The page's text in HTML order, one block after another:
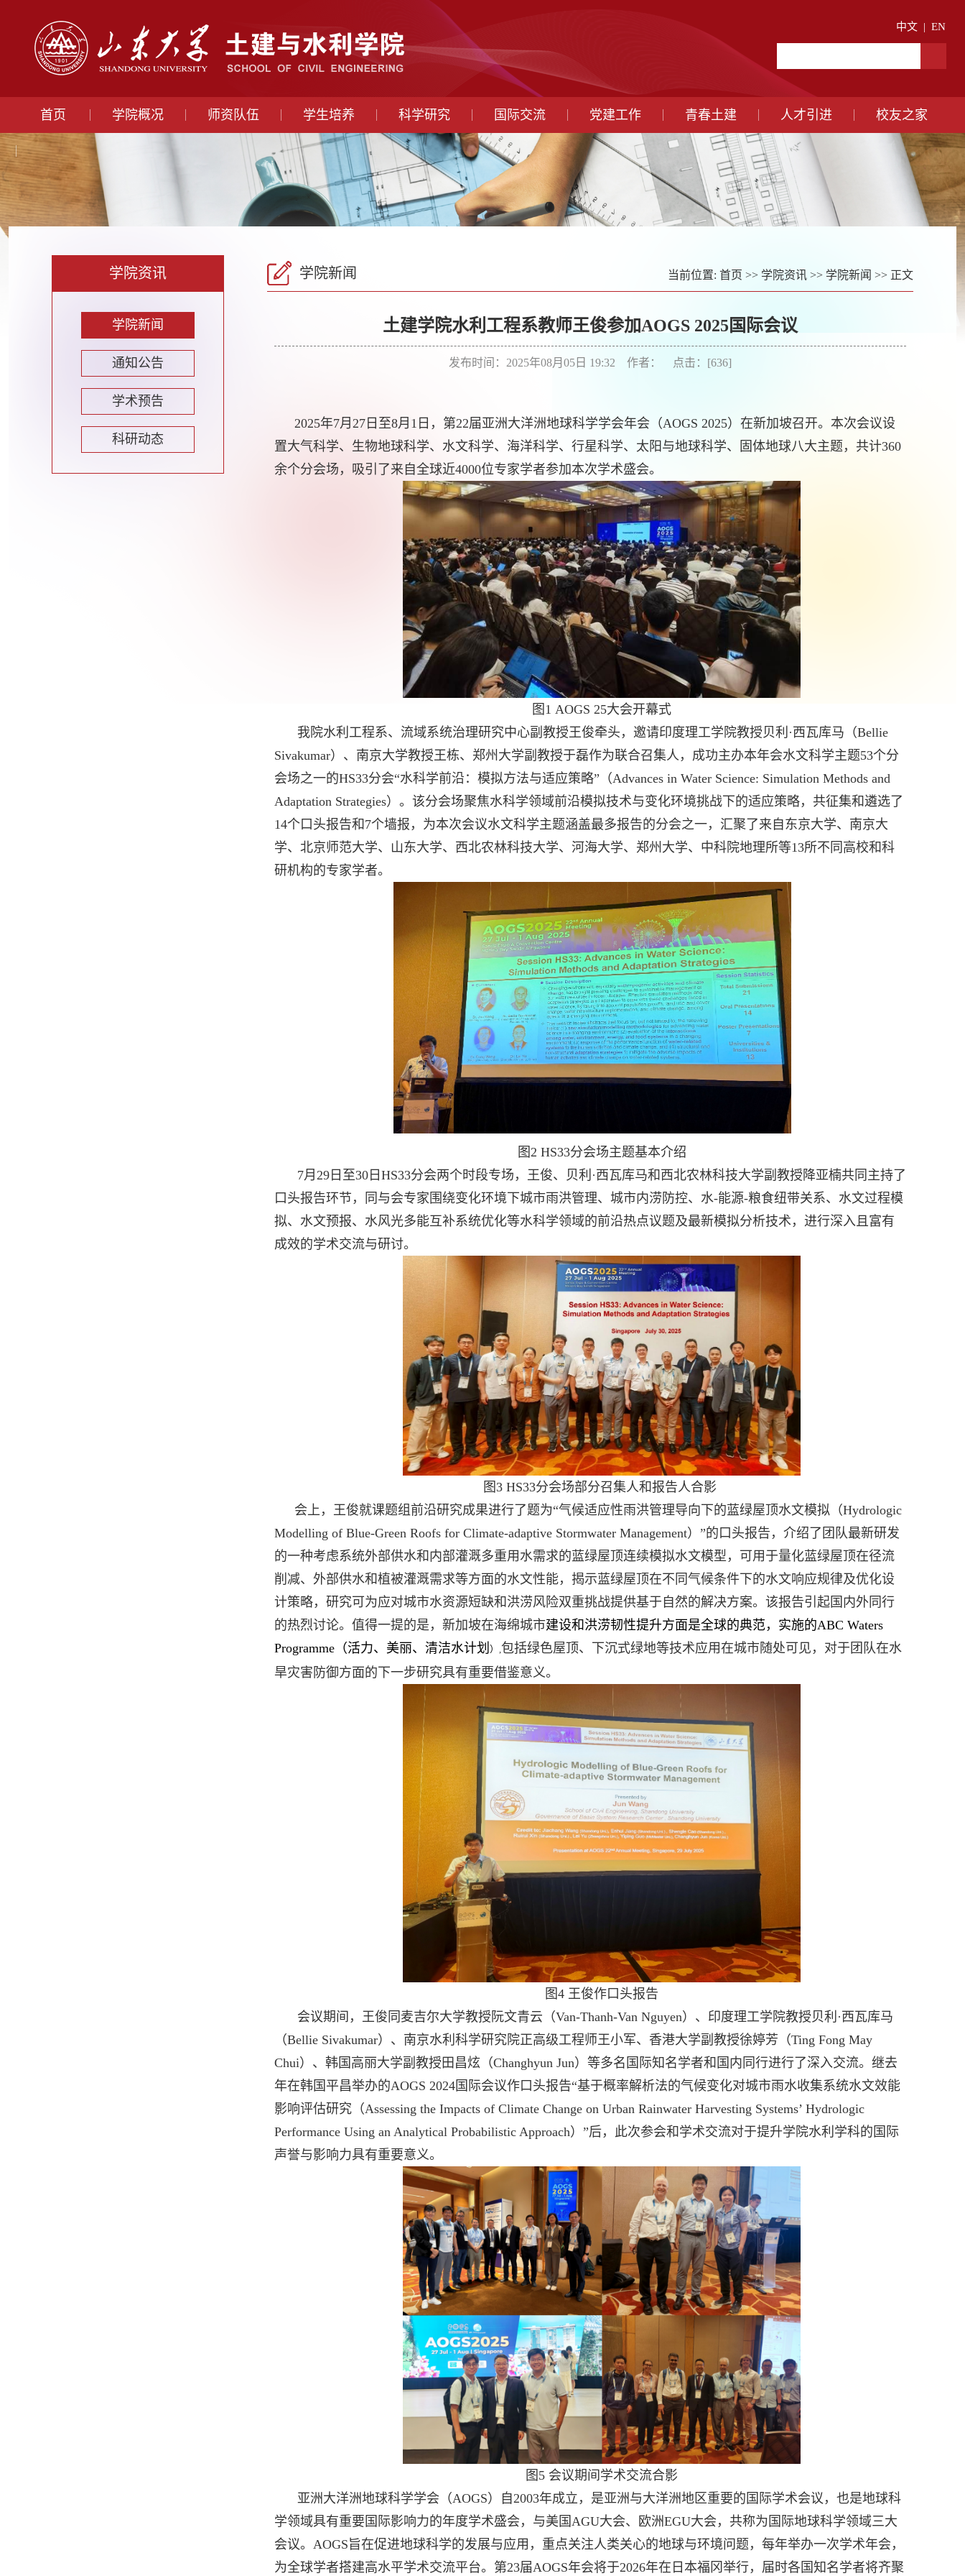
中文 | EN
首页 学院概况 师资队伍 学生培养 科学研究 国际交流 党建工作 青春土建 人才引进 校友之家
学院资讯
学院新闻
通知公告
学术预告
科研动态
学院新闻 当前位置: 首页 >> 学院资讯 >> 学院新闻 >> 正文
土建学院水利工程系教师王俊参加AOGS 2025国际会议
发布时间：2025年08月05日 19:32 作者： 点击：[636]
2025年7月 27 日至8月 1 日，第22届亚洲大洋洲地球科学学会年会（AOGS 2025）在新加坡召开。本次会议设
置大气科学、生物地球科学、水文科学、海洋科学、行星科学、太阳与地球科学、固体地球八大主题，共计360
余个分会场，吸引了来自全球近4000位专家学者参加本次学术盛会。
图 1 AOGS 25大会开幕式
我院水利工程系、流域系统治理研究中心副教授王俊牵头，邀请印度理工学院教授贝利·西瓦库马（Bellie
Sivakumar）、南京大学教授王栋、郑州大学副教授于磊作为联合召集人，成功主办本年会水文科学主题53个分
会场之一的HS33分会“水科学前沿：模拟方法与适应策略”（Advances in Water Science: Simulation Methods and
Adaptation Strategies）。该分会场聚焦水科学领域前沿模拟技术与变化环境挑战下的适应策略，共征集和遴选了
14个口头报告和 7个墙报，为本次会议水文科学主题涵盖最多报告的分会之一，汇聚了来自东京大学、南京大
学、北京师范大学、山东大学、西北农林科技大学、河海大学、郑州大学、中科院地理所等13所不同高校和科
研机构的专家学者。
图2 HS33分会场主题基本介绍
7月 29 日至30 日 HS33分会两个时段专场，王俊、贝利·西瓦库马和西北农林科技大学副教授降亚楠共同主持了
口头报告环节，同与会专家围绕变化环境下城市雨洪管理、城市内涝防控、水-能源-粮食纽带关系、水文过程模
拟、水文预报、水风光多能互补系统优化等水科学领域的前沿热点议题及最新模拟分析技术，进行深入且富有
成效的学术交流与研讨。
图3 HS33分会场部分召集人和报告人合影
会上，王俊就课题组前沿研究成果进行了题为“气候适应性雨洪管理导向下的蓝绿屋顶水文模拟（Hydrologic
Modelling of Blue-Green Roofs for Climate-adaptive Stormwater Management）”的口头报告，介绍了团队最新研发
的一种考虑系统外部供水和内部灌溉多重用水需求的蓝绿屋顶连续模拟水文模型，可用于量化蓝绿屋顶在径流
削减、外部供水和植被灌溉需求等方面的水文性能，揭示蓝绿屋顶在不同气候条件下的水文响应规律及优化设
计策略，研究可为应对城市水资源短缺和洪涝风险双重挑战提供基于自然的解决方案。该报告引起国内外同行
的热烈讨论。值得一提的是，新加坡在海绵城市建设和洪涝韧性提升方面是全球的典范，实施的ABC Waters
Programme （活力、美丽、清洁水计划 ） ,包括绿色屋顶、下沉式绿地等技术应用在城市随处可见，对于团队在水
旱灾害防御方面的下一步研究具有重要借鉴意义。
图4 王俊作口头报告
会议期间，王俊同麦吉尔大学教授阮文青云（Van-Thanh-Van Nguyen）、印度理工学院教授贝利·西瓦库马
（Bellie Sivakumar）、南京水利科学研究院正高级工程师王小军、香港大学副教授徐婷芳（Ting Fong May
Chui）、韩国高丽大学副教授田昌炫（Changhyun Jun）等多名国际知名学者和国内同行进行了深入交流。继去
年在韩国平昌举办的AOGS 2024国际会议作口头报告“基于概率解析法的气候变化对城市雨水收集系统水文效能
影响评估研究（Assessing the Impacts of Climate Change on Urban Rainwater Harvesting Systems’ Hydrologic
Performance Using an Analytical Probabilistic Approach）”后，此次参会和学术交流对于提升学院水利学科的国际
声誉与影响力具有重要意义。
图 5 会议期间学术交流合影
亚洲大洋洲地球科学学会（AOGS）自 2003年成立，是亚洲与大洋洲地区重要的国际学术会议，也是地球科
学领域具有重要国际影响力的年度学术盛会，与美国AGU大会、欧洲EGU大会，共称为国际地球科学领域三大
会议。 AOGS旨在促进地球科学的发展与应用，重点关注人类关心的地球与环境问题，每年举办一次学术年会，
为全球学者搭建高水平学术交流平台。第23届AOGS年会将于2026年在日本福冈举行，届时各国知名学者将齐聚